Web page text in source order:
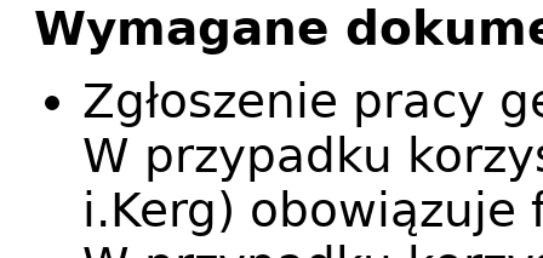
Wymagane
Zgłoszenie pracy
W przypadku
i.Kerg)